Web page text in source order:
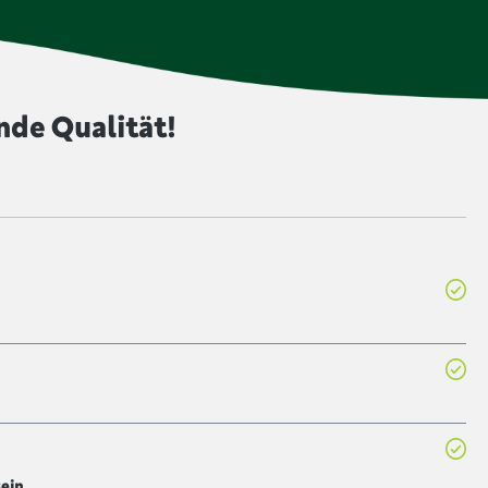
sind, werden ungeschwefelt produziert.
Qualität!